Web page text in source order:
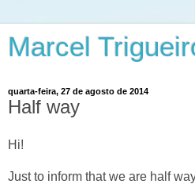
Marcel
quarta-feira, 27 de agosto de 2014
Half way
Hi!
Just to inform that we are half